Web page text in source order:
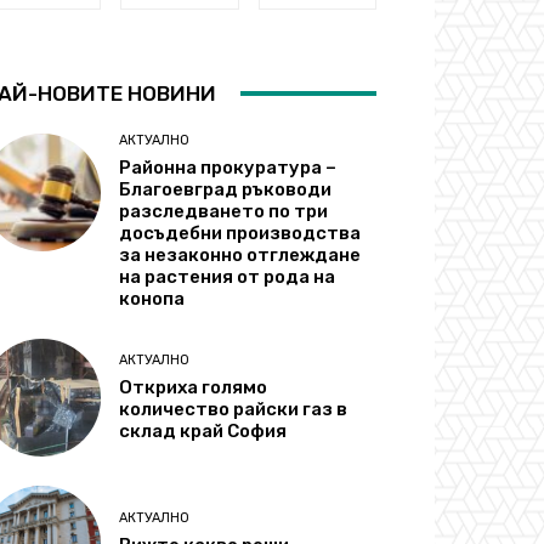
НОВИТЕ НОВИНИ
АКТУАЛНО
Районна прокуратура –
Благоевград ръководи
разследването по три
досъдебни производства
за незаконно отглеждане
на растения от рода на
конопа
АКТУАЛНО
Откриха голямо
количество райски газ в
склад край София
АКТУАЛНО